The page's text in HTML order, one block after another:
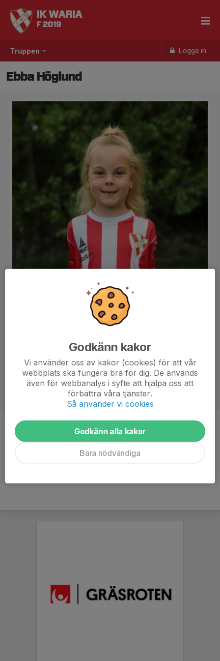
Truppen Logga in
IK WARIA
F 2019
Ebba Höglund
Position
-
Ålder
6 år
Godkänn kakor
Vi använder oss av kakor (cookies) för att vår
webbplats ska fungera bra för dig. De används
även för webbanalys i syfte att hjälpa oss att
förbättra våra tjänster.
Så använder vi cookies
Godkänn alla kakor
Bara nödvändiga